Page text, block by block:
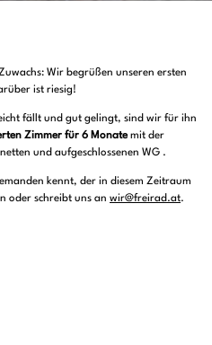
Wir begrüßen unseren ersten
ist riesig!
fällt und gut gelingt, sind wir für ihn
Zimmer für 6 Monatemit der
und aufgeschlossenen WG .
kennt, der in diesem Zeitraum
oder schreibt uns an wir@freirad.at.